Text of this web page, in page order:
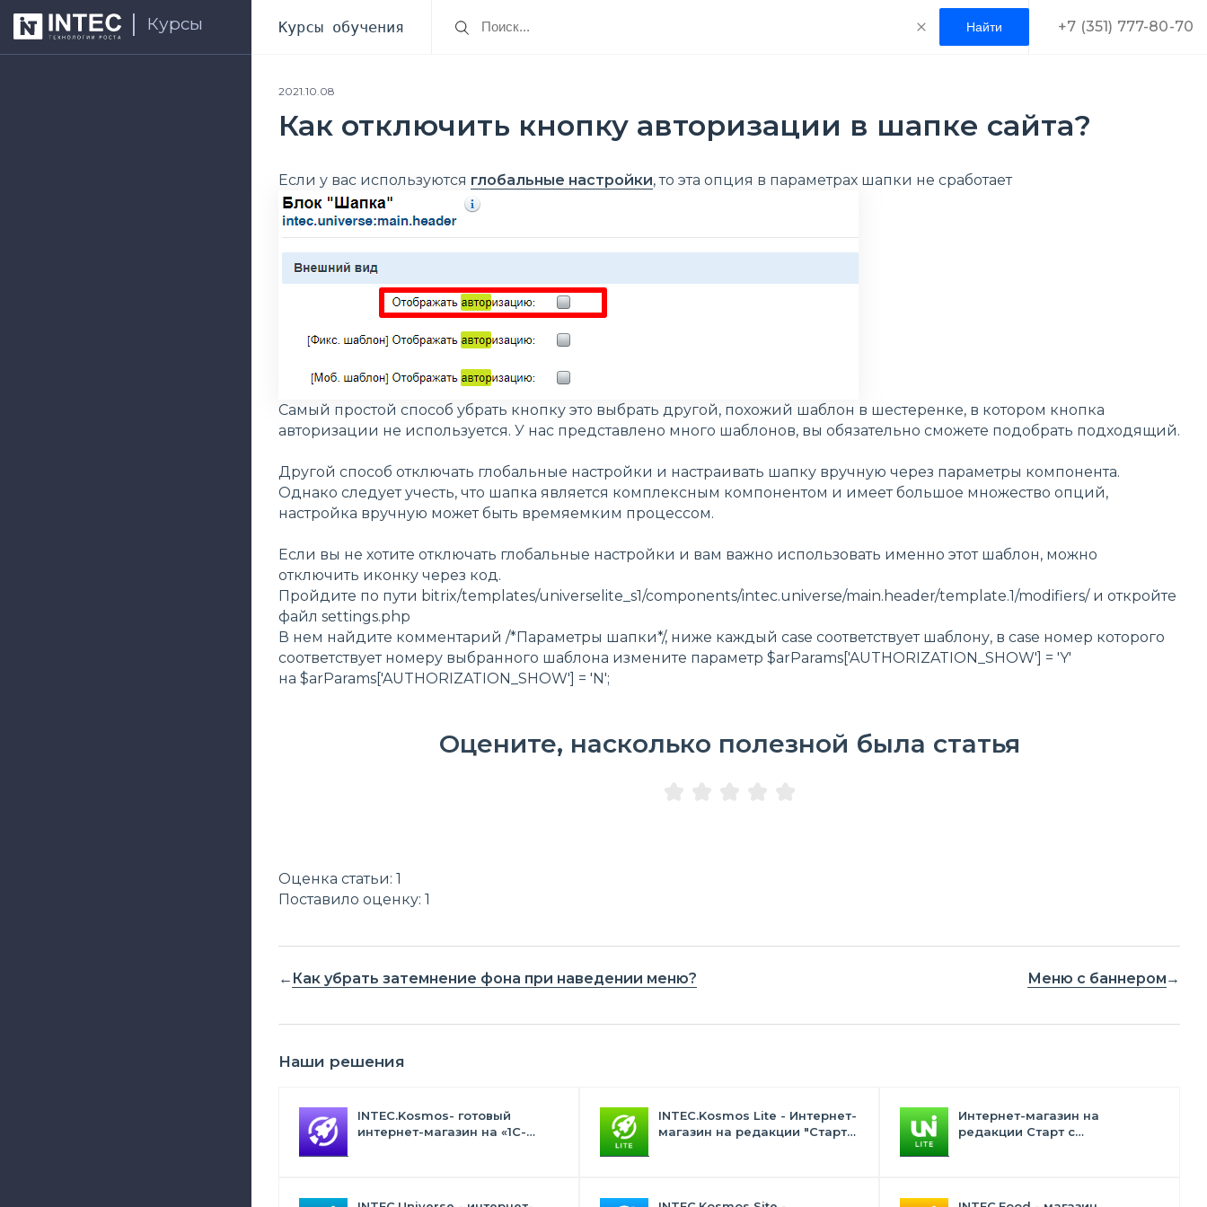
Курсы Курсы обучения +7 (351) 777-80-70
2021.10.08
Как отключить кнопку авторизации в шапке сайта?
Если у вас используются глобальные настройки, то эта опция в параметрах шапки не сработает
Самый простой способ убрать кнопку это выбрать другой, похожий шаблон в шестеренке, в котором кнопка
авторизации не используется. У нас представлено много шаблонов, вы обязательно сможете подобрать подходящий.
Другой способ отключать глобальные настройки и настраивать шапку вручную через параметры компонента.
Однако следует учесть, что шапка является комплексным компонентом и имеет большое множество опций,
настройка вручную может быть времяемким процессом.
Если вы не хотите отключать глобальные настройки и вам важно использовать именно этот шаблон, можно
отключить иконку через код.
Пройдите по пути bitrix/templates/universelite_s1/components/intec.universe/main.header/template.1/modifiers/ и откройте
файл settings.php
В нем найдите комментарий /*Параметры шапки*/, ниже каждый case соответствует шаблону, в case номер которого
соответствует номеру выбранного шаблона измените параметр $arParams['AUTHORIZATION_SHOW'] = 'Y'
на $arParams['AUTHORIZATION_SHOW'] = 'N';
Оцените, насколько полезной была статья
Оценка статьи: 1
Поставило оценку: 1
Как убрать затемнение фона при наведении меню? Меню с баннером
Наши решения
INTEC.Kosmos- готовый
интернет-магазин на «1С-
INTEC.Kosmos Lite - Интернет-
магазин на редакции "Старт"
Интернет-магазин на
редакции Старт с